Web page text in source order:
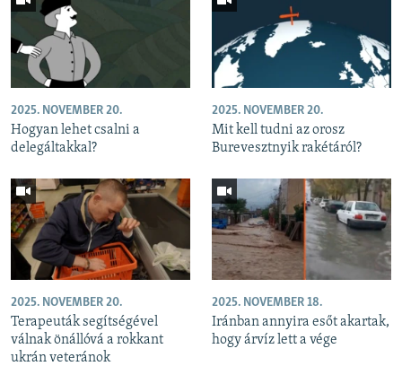
2025. NOVEMBER 20.
Hogyan lehet csalni a
delegáltakkal?
2025. NOVEMBER 20.
Mit kell tudni az orosz
Burevesztnyik rakétáról?
2025. NOVEMBER 20.
Terapeuták segítségével
válnak önállóvá a rokkant
ukrán veteránok
2025. NOVEMBER 18.
Iránban annyira esőt akartak,
hogy árvíz lett a vége